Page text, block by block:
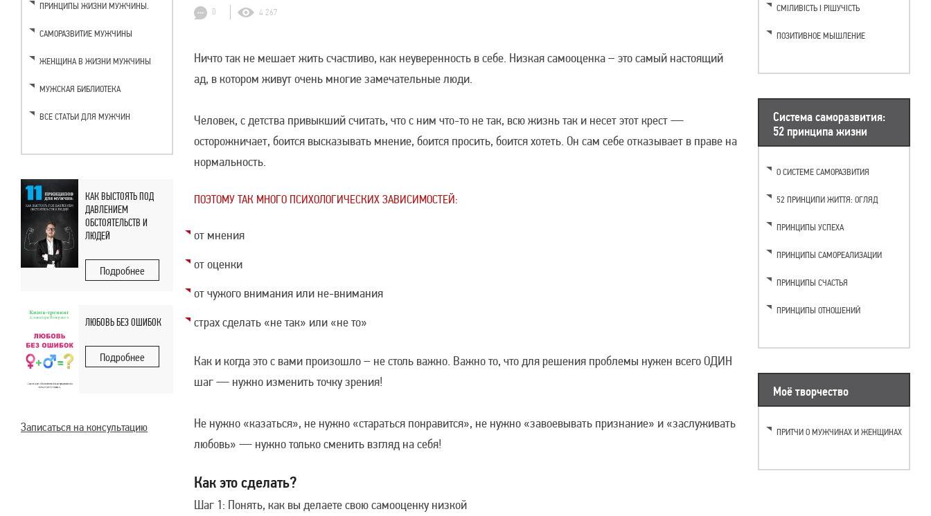
ПРИНЦИПЫ ЖИЗНИ МУЖЧИНЫ.
САМОРАЗВИТИЕ МУЖЧИНЫ
ЖЕНЩИНА В ЖИЗНИ МУЖЧИНЫ
МУЖСКАЯ БИБЛИОТЕКА
ВСЕ СТАТЬИ ДЛЯ МУЖЧИН
КАК ВЫСТОЯТЬ ПОД
ДАВЛЕНИЕМ
ОБСТОЯТЕЛЬСТВ И
ЛЮДЕЙ
Подробнее
ЛЮБОВЬ БЕЗ ОШИБОК
Подробнее
Записаться на консультацию
0 4 267
Ничто так не мешает жить счастливо, как неуверенность в себе. Низкая самооценка – это самый настоящий
ад, в котором живут очень многие замечательные люди.
Человек, с детства привыкший считать, что с ним что-то не так, всю жизнь так и несет этот крест —
осторожничает, боится высказывать мнение, боится просить, боится хотеть. Он сам себе отказывает в праве на
нормальность.
ПОЭТОМУ ТАК МНОГО ПСИХОЛОГИЧЕСКИХ ЗАВИСИМОСТЕЙ:
от мнения
от оценки
от чужого внимания или не-внимания
страх сделать «не так» или «не то»
Как и когда это с вами произошло – не столь важно. Важно то, что для решения проблемы нужен всего ОДИН
шаг — нужно изменить точку зрения!
Не нужно «казаться», не нужно «стараться понравится», не нужно «завоевывать признание» и «заслуживать
любовь» — нужно только сменить взгляд на себя!
Как это сделать?
Шаг 1: Понять, как вы делаете свою самооценку низкой
СМІЛИВІСТЬ І РІШУЧІСТЬ
ПОЗИТИВНОЕ МЫШЛЕНИЕ
Система саморазвития:
52 принципа жизни
О СИСТЕМЕ САМОРАЗВИТИЯ
52 ПРИНЦИПИ ЖИТТЯ: ОГЛЯД
ПРИНЦИПЫ УСПЕХА
ПРИНЦИПЫ САМОРЕАЛИЗАЦИИ
ПРИНЦИПЫ СЧАСТЬЯ
ПРИНЦИПЫ ОТНОШЕНИЙ
Моё творчество
ПРИТЧИ О МУЖЧИНАХ И ЖЕНЩИНАХ